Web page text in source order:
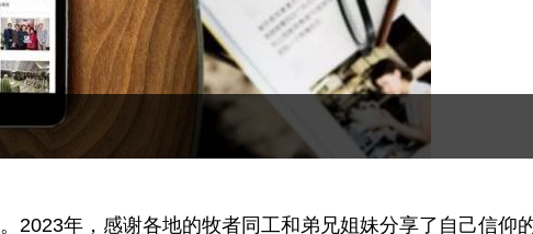
2023年，感谢各地的牧者同工和弟兄姐妹分享了自己信仰